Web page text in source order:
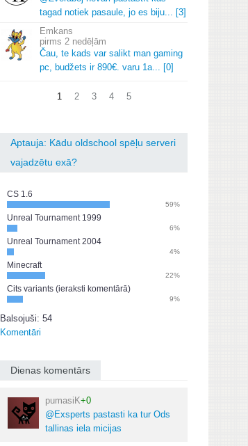
tagad notiek pasaule, jo es biju... [3]
Emkans
2 nedēļām
Čau, te kads var salikt man gaming
pc, budžets ir 890€. varu 1a... [0]
1 2 3 4 5
Aptauja: Kādu oldschool spēļu serveri
vajadzētu exā?
CS 1.6
59%
Unreal Tournament 1999
6%
Unreal Tournament 2004
4%
Minecraft
22%
Cits variants (ieraksti komentārā)
9%
Balsojuši: 54
Komentāri
Dienas komentārs
pumasiK+0
@Exsperts pastasti ka tur Ods
tallinas iela micijas